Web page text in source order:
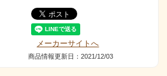
メーカーサイトへ
商品情報更新日：2021/12/03